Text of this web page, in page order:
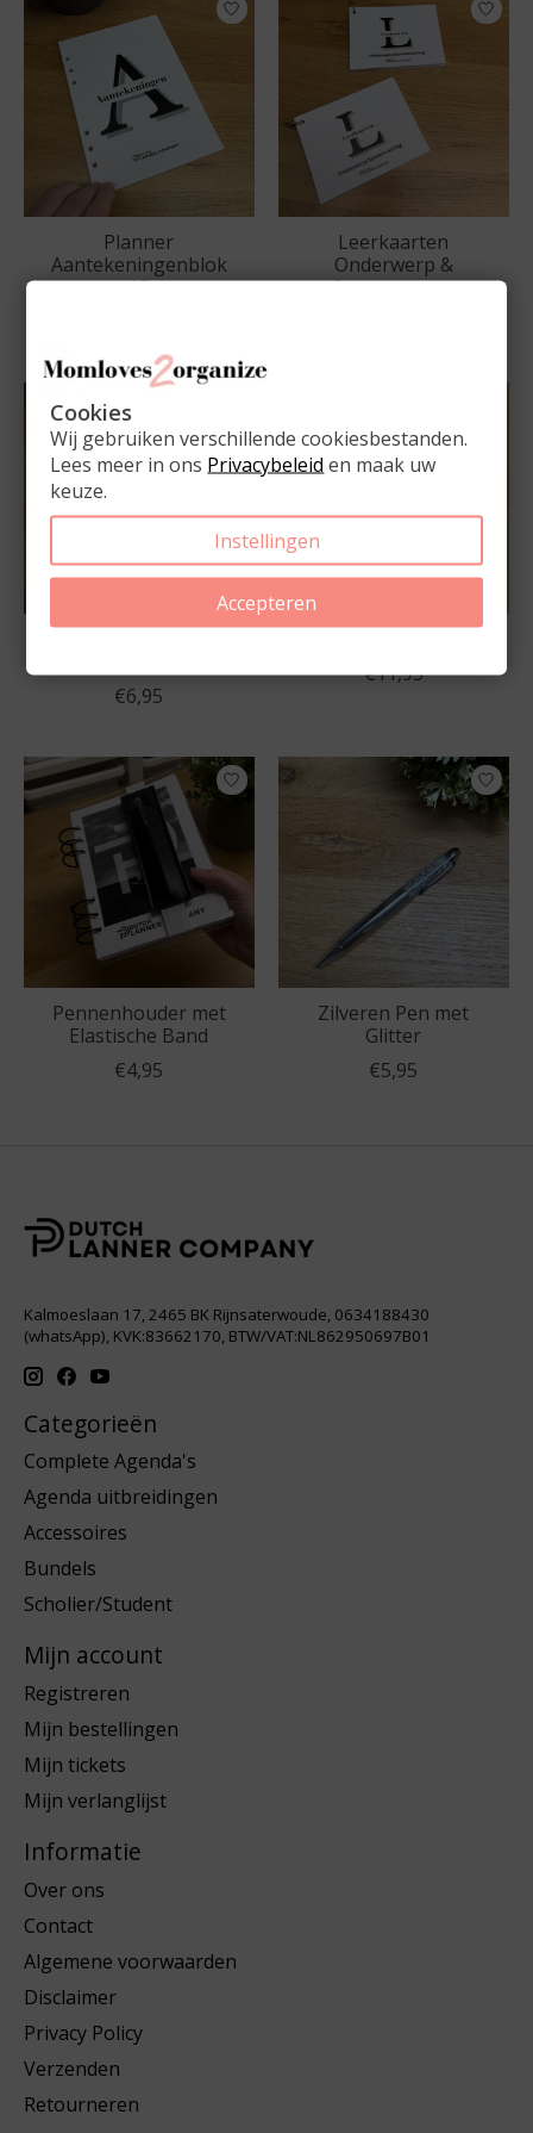
Planner
Aantekeningenblok
A5
Leerkaarten
Onderwerp &
Samenvatting
€6,95
€11,95
Pennenhouder met
Elastische Band
€4,95
Zilveren Pen met
Glitter
€5,95
Kalmoeslaan 17, 2465 BK Rijnsaterwoude, 0634188430
(whatsApp), KVK:83662170, BTW/VAT:NL862950697B01
Categorieën
Complete Agenda's
Agenda uitbreidingen
Accessoires
Bundels
Scholier/Student
Mijn account
Registreren
Mijn bestellingen
Mijn tickets
Mijn verlanglijst
Informatie
Over ons
Contact
Algemene voorwaarden
Disclaimer
Privacy Policy
Verzenden
Retourneren
Cookies
Wij gebruiken verschillende cookiesbestanden.
Lees meer in ons Privacybeleid en maak uw
keuze.
Instellingen
Accepteren